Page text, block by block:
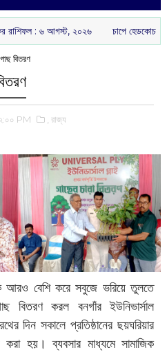
:‌ ‌‌৬ আগস্ট, ২০২৬ চাপে হেডকোচ গৌতম
বিতরণ
PM ,‌ রাজ্য
আরও বেশি করে সবুজে ভরিয়ে তুলতে
বিতরণ করল বনগাঁর ইউনিভার্সাল
দিন সকালে প্রতিষ্ঠানের ছয়ঘরিয়ার
হয়। ব্যবসার মাধ্যমে সামাজিক